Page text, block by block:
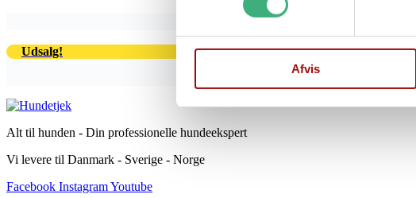
Afvis
Udsalg!
Alt til hunden - Din professionelle hundeekspert
Vi levere til Danmark - Sverige - Norge
Facebook InstagramYoutube